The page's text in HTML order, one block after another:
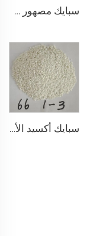
سبايك مصهور AM90 أكسيد الألمنيوم ماغنيسيا
سبايك أكسيد الألمنيوم ماغنيسيا مع تطور جيد للحبيبات